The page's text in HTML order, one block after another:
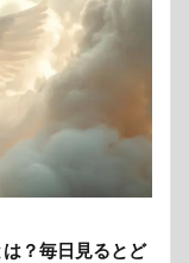
？毎日見るとど